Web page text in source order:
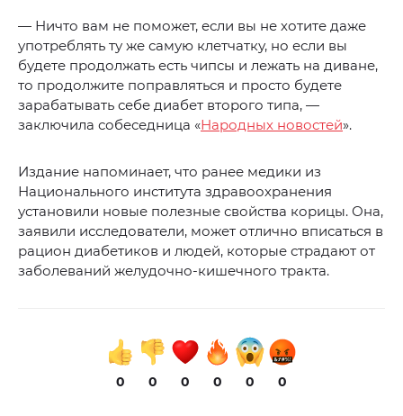
— Ничто вам не поможет, если вы не хотите даже
употреблять ту же самую клетчатку, но если вы
будете продолжать есть чипсы и лежать на диване,
то продолжите поправляться и просто будете
зарабатывать себе диабет второго типа, —
заключила собеседница «Народных новостей».
Издание напоминает, что ранее медики из
Национального института здравоохранения
установили новые полезные свойства корицы. Она,
заявили исследователи, может отлично вписаться в
рацион диабетиков и людей, которые страдают от
заболеваний желудочно-кишечного тракта.
0 0 0 0 0 0